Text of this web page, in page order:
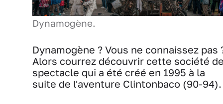
Dynamogène.
Dynamogène ? Vous ne connaissez pas
Alors courrez découvrir cette société
spectacle qui a été créé en 1995 à la
suite de l'aventure Clintonbaco (90-94).